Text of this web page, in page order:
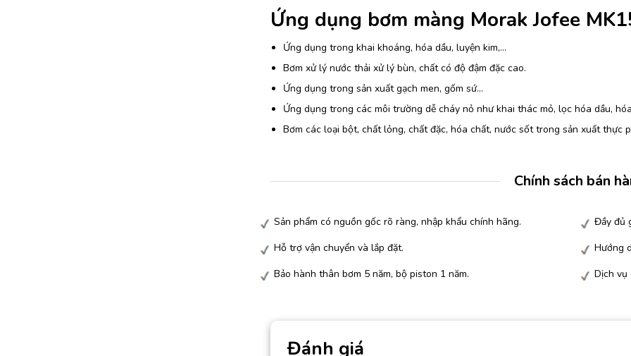
Ứng dụng bơm màng Morak Jofee
Ứng dụng trong khai khoáng, hóa dầu, luyện kim,…
Bơm xử lý nước thải xử lý bùn, chất có độ đậm đặc cao.
Ứng dụng trong sản xuất gạch men, gốm sứ…
Ứng dụng trong các môi trường dễ cháy nỏ như khai thác mỏ, lọc hóa dầu,
Bơm các loại bột, chất lỏng, chất đặc, hóa chất, nước sốt trong sản xuất thực
Chính sách bán
Sản phẩm có nguồn gốc rõ ràng, nhập khẩu chính hãng.
Đầy đủ
Hỗ trợ vận chuyển và lắp đặt.
Hướng
Bảo hành thân bơm 5 năm, bộ piston 1 năm.
Dịch vụ
Đánh giá